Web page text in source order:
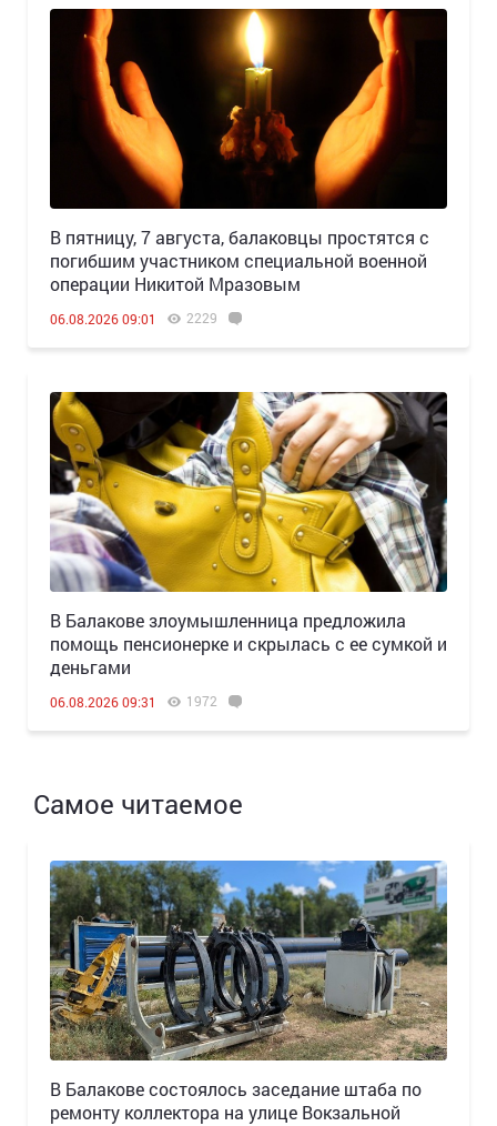
В пятницу, 7 августа, балаковцы простятся с
погибшим участником специальной военной
операции Никитой Мразовым
06.08.2026 09:01 2229
В Балакове злоумышленница предложила
помощь пенсионерке и скрылась с ее сумкой и
деньгами
06.08.2026 09:31 1972
Самое читаемое
В Балакове состоялось заседание штаба по
ремонту коллектора на улице Вокзальной